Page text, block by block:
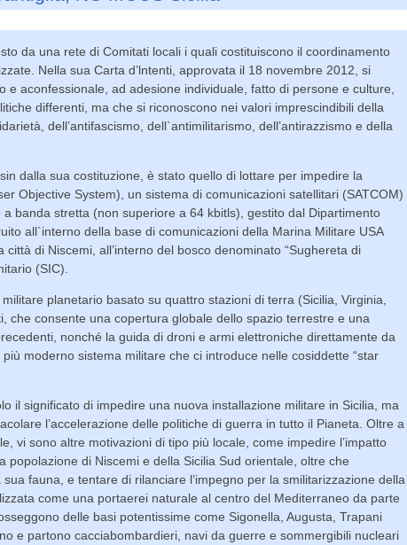
da una rete di Comitati locali i quali costituiscono il coordinamento
Nella sua Carta d’lntenti, approvata il 18 novembre 2012, si
e aconfessionale, ad adesione individuale, fatto di persone e culture,
differenti, ma che si riconoscono nei valori imprescindibili della
dell’antifascismo, dell`antimilitarismo, dell’antirazzismo e della
dalla sua costituzione, è stato quello di lottare per impedire la
Objective System), un sistema di comunicazioni satellitari (SATCOM)
banda stretta (non superiore a 64 kbitls), gestito dal Dipartimento
all`interno della base di comunicazioni della Marina Militare USA
di Niscemi, all’interno del bosco denominato “Sughereta di
(SIC).
planetario basato su quattro stazioni di terra (Sicilia, Virginia,
che consente una copertura globale dello spazio terrestre e una
nonché la guida di droni e armi elettroniche direttamente da
moderno sistema militare che ci introduce nelle cosiddette “star
il significato di impedire una nuova installazione militare in Sicilia, ma
l’accelerazione delle politiche di guerra in tutto il Pianeta. Oltre a
vi sono altre motivazioni di tipo più locale, come impedire l’impatto
popolazione di Niscemi e della Sicilia Sud orientale, oltre che
fauna, e tentare di rilanciare l’impegno per la smilitarizzazione della
come una portaerei naturale al centro del Mediterraneo da parte
delle basi potentissime come Sigonella, Augusta, Trapani
e partono cacciabombardieri, navi da guerre e sommergibili nucleari